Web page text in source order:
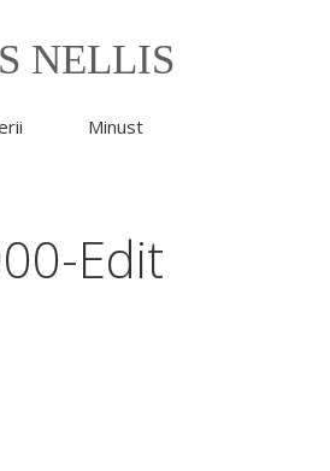
NELLIS
Minust
Edit